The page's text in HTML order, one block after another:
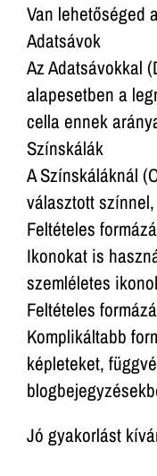
Van lehetőséged
Adatsávok
Az Adatsávokkal
alapesetben a
cella ennek
Színskálák
A Színskáláknál
választott
Feltételes
Ikonokat is
szemléletes
Feltételes
Komplikáltabb
képleteket,
Jó gyakorlást